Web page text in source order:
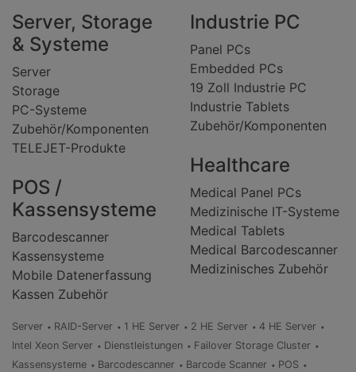
Server, Storage
& Systeme
Server
Storage
PC-Systeme
Zubehör/Komponenten
TELEJET-Produkte
POS /
Kassensysteme
Barcodescanner
Kassensysteme
Mobile Datenerfassung
Kassen Zubehör
Industrie PC
Panel PCs
Embedded PCs
19 Zoll Industrie PC
Industrie Tablets
Zubehör/Komponenten
Healthcare
Medical Panel PCs
Medizinische IT-Systeme
Medical Tablets
Medical Barcodescanner
Medizinisches Zubehör
Server RAID-Server 1 HE Server 2 HE Server
4 HE Server
Intel Xeon Server
Dienstleistungen
Failover Storage Cluster
Kassensysteme
Barcodescanner Barcode Scanner POS